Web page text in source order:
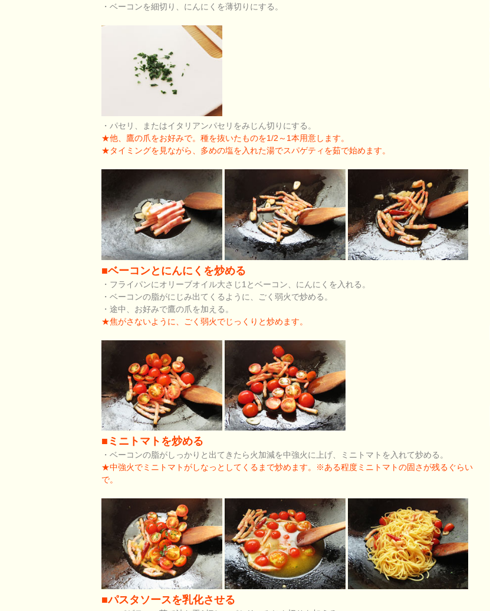
・ベーコンを細切り、にんにくを薄切りにする。
・パセリ、またはイタリアンパセリをみじん切りにする。
★他、鷹の爪をお好みで。種を抜いたものを1/2～1本用意します。
★タイミングを見ながら、多めの塩を入れた湯でスパゲティを茹で始めます。
■ベーコンとにんにくを炒める
・フライパンにオリーブオイル大さじ1とベーコン、にんにくを入れる。
・ベーコンの脂がにじみ出てくるように、ごく弱火で炒める。
・途中、お好みで鷹の爪を加える。
★焦がさないように、ごく弱火でじっくりと炒めます。
■ミニトマトを炒める
・ベーコンの脂がしっかりと出てきたら火加減を中強火に上げ、ミニトマトを入れて炒める。
★中強火でミニトマトがしなっとしてくるまで炒めます。※ある程度ミニトマトの固さが残るぐらい
で。
■パスタソースを乳化させる